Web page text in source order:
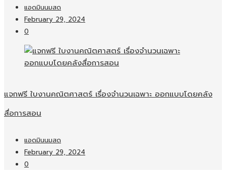
แอดมินนมสด
February 29, 2024
0
แจกฟรี ใบงานคณิตศาสตร์ เรื่องจำนวนเฉพาะ ออกแบบโดยคลัง
สื่อการสอน
แอดมินนมสด
February 29, 2024
0